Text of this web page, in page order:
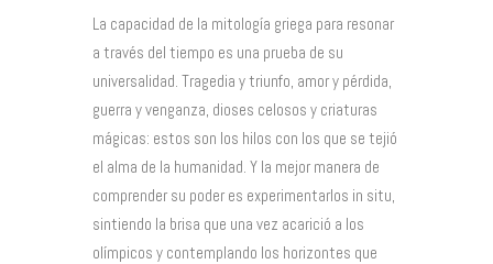
La capacidad de la mitología griega para resonar
a través del tiempo es una prueba de su
universalidad. Tragedia y triunfo, amor y pérdida,
guerra y venganza, dioses celosos y criaturas
mágicas: estos son los hilos con los que se tejió
el alma de la humanidad. Y la mejor manera de
comprender su poder es experimentarlos in situ,
sintiendo la brisa que una vez acarició a los
olímpicos y contemplando los horizontes que